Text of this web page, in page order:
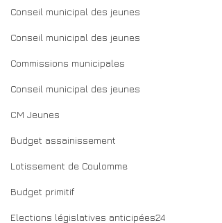
Conseil municipal des jeunes
Conseil municipal des jeunes
Commissions municipales
Conseil municipal des jeunes
CM Jeunes
Budget assainissement
Lotissement de Coulomme
Budget primitif
Elections législatives anticipées24